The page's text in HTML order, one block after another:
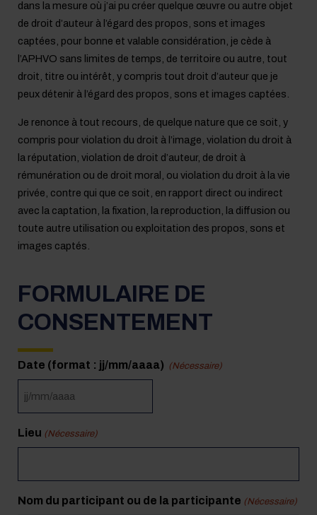
dans la mesure où j’ai pu créer quelque œuvre ou autre objet
de droit d’auteur à l’égard des propos, sons et images
captées, pour bonne et valable considération, je cède à
l’APHVO sans limites de temps, de territoire ou autre, tout
droit, titre ou intérêt, y compris tout droit d’auteur que je
peux détenir à l’égard des propos, sons et images captées.
Je renonce à tout recours, de quelque nature que ce soit, y
compris pour violation du droit à l’image, violation du droit à
la réputation, violation de droit d’auteur, de droit à
rémunération ou de droit moral, ou violation du droit à la vie
privée, contre qui que ce soit, en rapport direct ou indirect
avec la captation, la fixation, la reproduction, la diffusion ou
toute autre utilisation ou exploitation des propos, sons et
images captés.
FORMULAIRE DE
CONSENTEMENT
Date (format : jj/mm/aaaa) - doit être au format dd/
(Nécessaire)
JJ
MM
slash
Lieu (Nécessaire)
Nom du participant ou de la participante (Nécessaire)